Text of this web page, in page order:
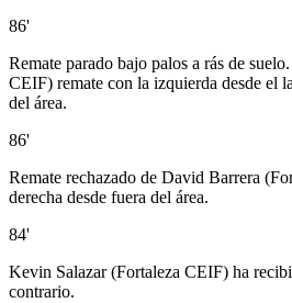
86'
Remate parado bajo palos a rás de
CEIF) remate con la izquierda desde el
del área.
86'
Remate rechazado de David Barrera
derecha desde fuera del área.
84'
Kevin Salazar (Fortaleza CEIF) ha
contrario.